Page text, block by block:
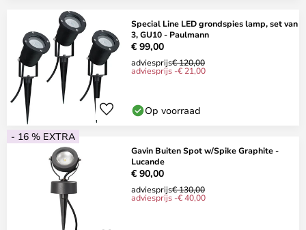
Special Line LED grondspies lamp, set van
3, GU10 - Paulmann
€ 99,00
adviesprijs€ 120,00
adviesprijs -€ 21,00
Op voorraad
- 16 % EXTRA
Gavin Buiten Spot w/Spike Graphite -
Lucande
€ 90,00
adviesprijs€ 130,00
adviesprijs -€ 40,00